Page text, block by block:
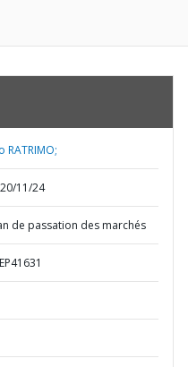
RATRIMO;
11/24
de passation des marchés